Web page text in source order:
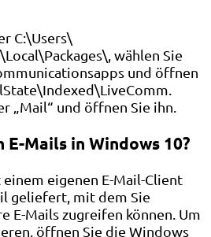
C:\Users\
wählen Sie
und öffnen
„Mail“ und öffnen Sie ihn.
Mails in Windows 10?
eigenen E-Mail-Client
geliefert, mit dem Sie
E-Mails zugreifen können. Um
öffnen Sie die Windows